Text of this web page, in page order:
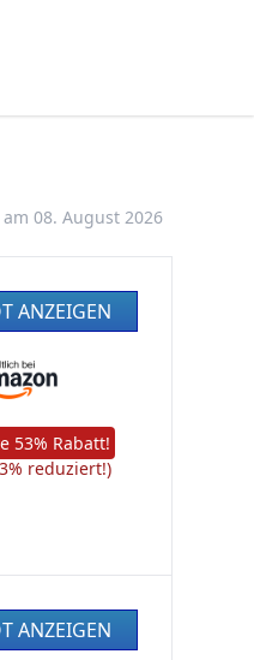
08. August 2026
ANZEIGEN
53% Rabatt!
reduziert!)
ANZEIGEN